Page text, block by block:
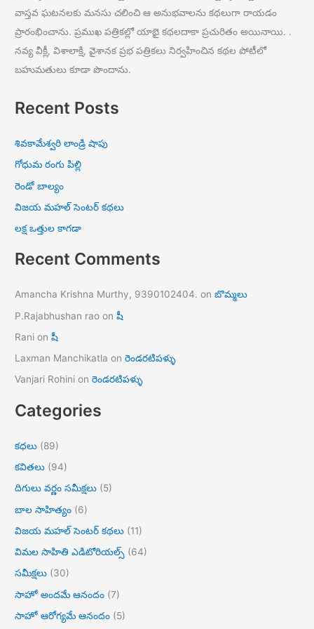
వాస్తవ ఘటనలకు మనసు చలించి ఆ అనుభవాలను కథలుగా రాయడం
ప్రారంభించాను. ప్రముఖ పత్రికల్లో యాభై కథలదాకా ప్రచురితం అయినాయి. .
నవ్య వీక్లీ, విశాలాక్షి, వైశానక ప్రభ పత్రికలు నిర్వహించిన కథల పోటీలో
బహుమతులు కూడా పొందాను.
Recent Posts
శివకామేశ్వరి లాండ్రి షాపు
గోధుమ రంగు పిల్లి
రెండో బాల్యం
విజయ మహల్ సెంటర్ కథలు
లక్ష ఒత్తుల కాగడా
Recent Comments
Amancha Krishna Murthy, 9390102404. onబొమ్మలు
P.Rajabhushan rao onషీ
Rani onషీ
Laxman Manchikatla onరెండరటిపళ్ళు
Vanjari Rohini onరెండరటిపళ్ళు
Categories
కధలు (89)
కవితలు (94)
దిగులు వర్ణం సమీక్షలు (5)
బాల సాహిత్యం (6)
విజయ మహల్ సెంటర్ కథలు (11)
విమల సాహితి ఎడిటోరియల్స్ (64)
సమీక్షలు (30)
సాహో అందమే ఆనందం (7)
సాహో ఆరోగ్యమే ఆనందం (5)